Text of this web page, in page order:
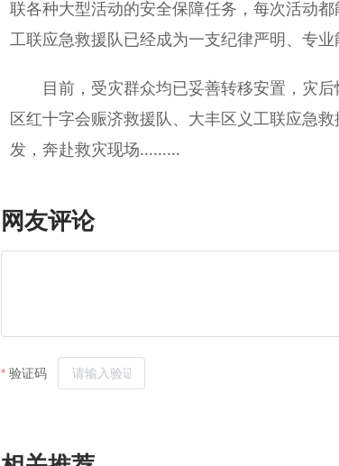
联各种大型活动的安全保障任务，每次活动
工联应急救援队已经成为一支纪律严明、专
目前，受灾群众均已妥善转移安置，灾后
区红十字会赈济救援队、大丰区义工联应急
发，奔赴救灾现场………
网友评论